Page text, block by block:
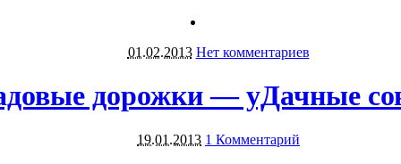
01.02.2013 Нет комментариев
дорожки — уДачные
19.01.2013 1 Комментарий